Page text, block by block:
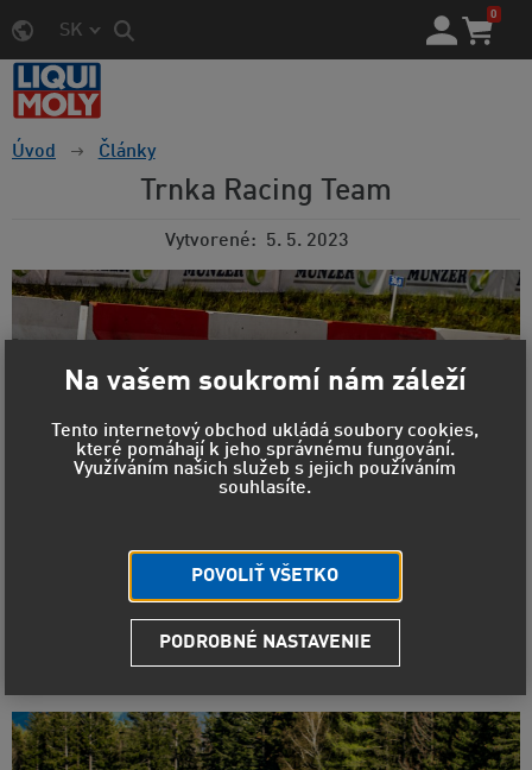
SK
0
Úvod Články
Trnka Racing Team
Vytvorené 5. 5. 2023
Minulý víkend se konalo Mistrovství Evropy v závodech do
vrchu v rakouském městě Tulwitz. Pro jezdce Petra Trnku
to byl velký úspěch, když se mu podařilo skončit na 2.
místě absolutně z 240 jezdců a zvítězit ve své skupině E2-
Na vašem soukromí nám záleží
Tento internetový obchod ukládá soubory cookies,
které pomáhají k jeho správnému fungování.
Využíváním našich služeb s jejich používáním
souhlasíte.
POVOLIŤ VŠETKO
PODROBNÉ NASTAVENIE